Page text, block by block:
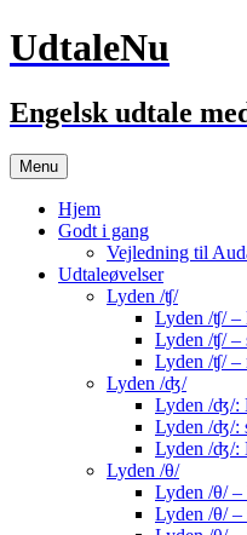
UdtaleNu
Engelsk udtale
Menu Hop
til
indhold
Hjem
Godt i gang
Vejledning til
Udtaleøvelser
Lyden /ʧ/
Lyden /ʧ/ –
Lyden /ʧ/
Lyden /ʧ/ –
Lyden /ʤ/
Lyden /ʤ/:
Lyden /ʤ/:
Lyden /ʤ/:
Lyden /θ/
Lyden /θ/ –
Lyden /θ/